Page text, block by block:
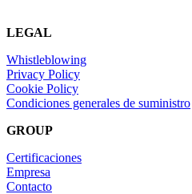
LEGAL
Whistleblowing
Privacy Policy
Cookie Policy
Condiciones generales de suministro
GROUP
Certificaciones
Empresa
Contacto